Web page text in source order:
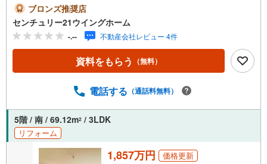
在する金融機関の住宅ローン商品の中からお客様に最適な
住宅ローンをご提案させて頂きます。●FPによるライフプ
ラン無料相談● 我が家にはいくらまでの住宅ローンが的確
なのかなど 住宅購入を機会にライフプランを見直しして
みてはいかがでしょうか。また、表示されている担当者と
は別の者がお伺いする場合もございますので、ご了承くだ
りとお手伝いさせて頂きます。お問合せを心よりお待ち申
時間はお電話が繋がりやすくなっております。ぜひお気軽
にご連絡下さい！現地を見学される場合は「室内・現地を
見学する（無料）」ボタンよりご希望の日時をご記入いた
だけますとスムーズにご案内が可能です。
ブロンズ推奨店
センチュリー21ウイングホーム
-.-- 不動産会社レビュー 4件
資料をもらう （無料）
電話する （通話料無料）
5階 / 南 / 69.12m2 / 3LDK
リフォーム
1,857万円 価格更新